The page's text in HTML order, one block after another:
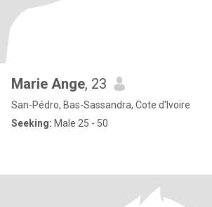
Marie Ange, 23
San-Pédro, Bas-Sassandra, Cote d'Ivoire
Seeking: Male 25 - 50